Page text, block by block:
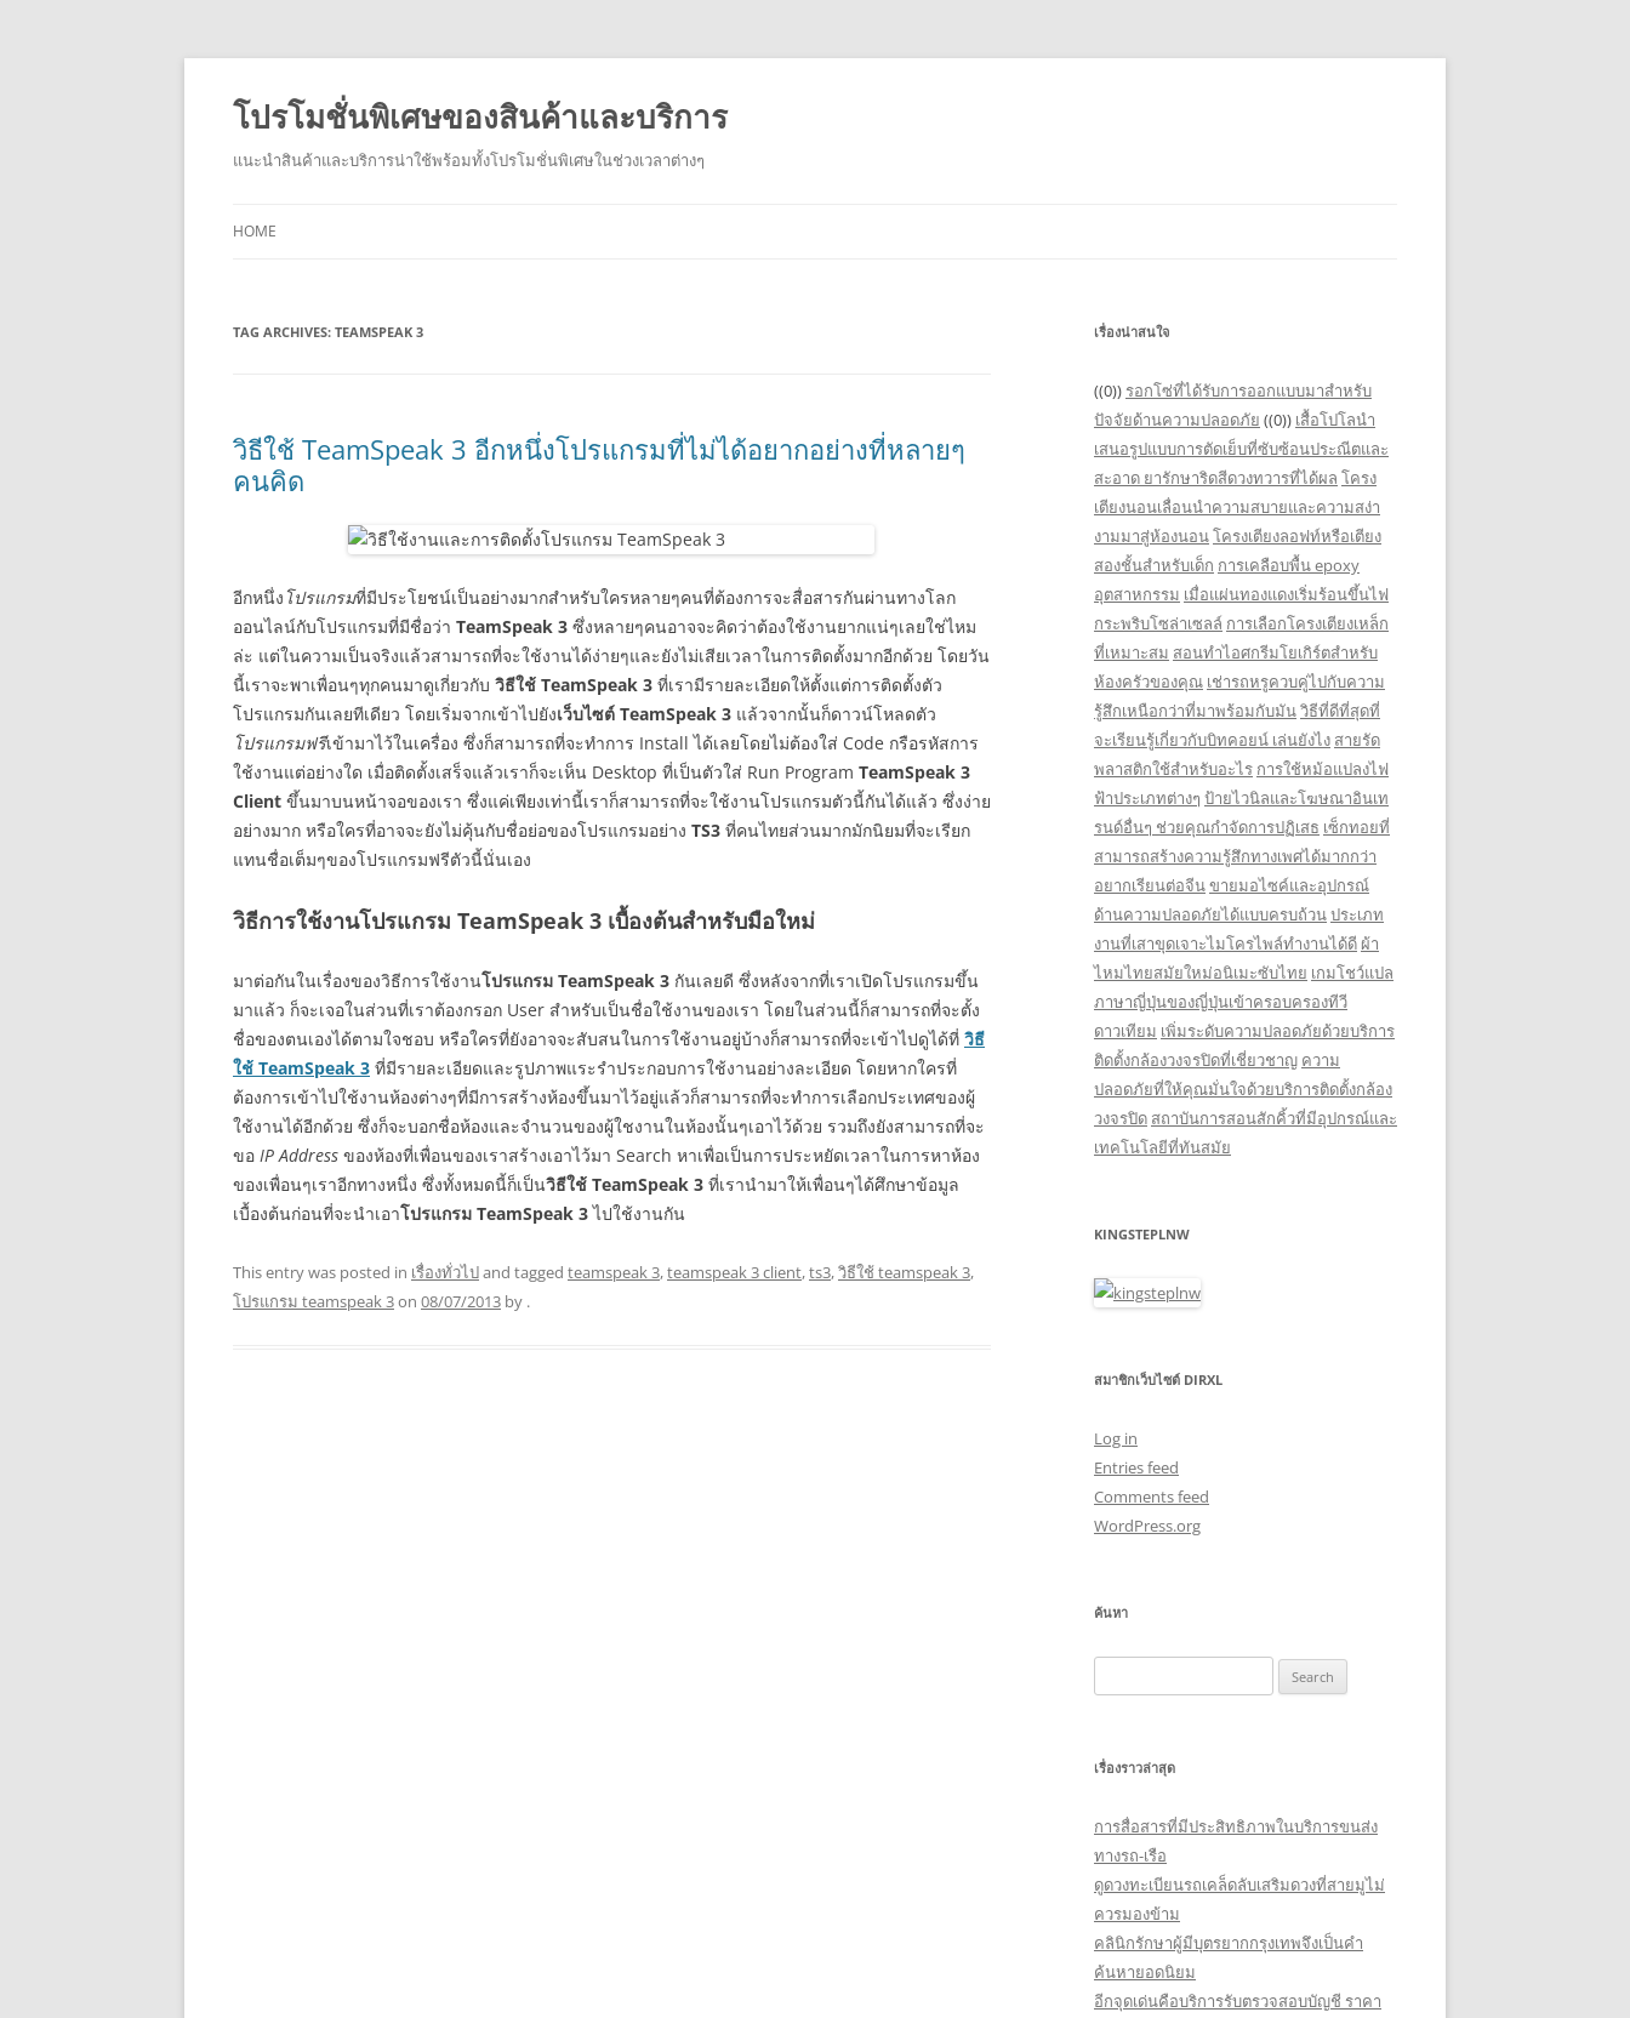
โปรโมชั่นพิเศษของสินค้าและบริการ
แนะนำสินค้าและบริการน่าใช้พร้อมทั้งโปรโมชั่นพิเศษในช่วงเวลาต่างๆ
HOME
TAG ARCHIVES: TEAMSPEAK 3
วิธีใช้ TeamSpeak 3 อีกหนึ่งโปรแกรมที่ไม่ได้อยากอย่างที่หลายๆ
คนคิด
อีกหนึ่ง โปรแกรมที่มีประโยชน์เป็นอย่างมากสำหรับใครหลายๆคนที่ต้องการจะสื่อสารกันผ่านทางโลก
ออนไลน์กับโปรแกรมที่มีชื่อว่า TeamSpeak 3 ซึ่งหลายๆคนอาจจะคิดว่าต้องใช้งานยากแน่ๆเลยใช่ไหม
ล่ะ แต่ในความเป็นจริงแล้วสามารถที่จะใช้งานได้ง่ายๆและยังไม่เสียเวลาในการติดตั้งมากอีกด้วย โดยวัน
นี้เราจะพาเพื่อนๆทุกคนมาดูเกี่ยวกับ วิธีใช้ TeamSpeak 3 ที่เรามีรายละเอียดให้ตั้งแต่การติดตั้งตัว
โปรแกรมกันเลยทีเดียว โดยเริ่มจากเข้าไปยังเว็บไซต์ TeamSpeak 3 แล้วจากนั้นก็ดาวน์โหลดตัว
โปรแกรมฟรีเข้ามาไว้ในเครื่อง ซึ่งก็สามารถที่จะทำการ Install ได้เลยโดยไม่ต้องใส่ Code กรือรหัสการ
ใช้งานแต่อย่างใด เมื่อติดตั้งเสร็จแล้วเราก็จะเห็น Desktop ที่เป็นตัวใส่ Run Program TeamSpeak 3
Client ขึ้นมาบนหน้าจอของเรา ซึ่งแค่เพียงเท่านี้เราก็สามารถที่จะใช้งานโปรแกรมตัวนี้กันได้แล้ว ซึ่งง่าย
อย่างมาก หรือใครที่อาจจะยังไม่คุ้นกับชื่อย่อของโปรแกรมอย่าง TS3 ที่คนไทยส่วนมากมักนิยมที่จะเรียก
แทนชื่อเต็มๆของโปรแกรมฟรีตัวนี้นั่นเอง
วิธีการใช้งานโปรแกรม TeamSpeak 3 เบื้องต้นสำหรับมือใหม่
มาต่อกันในเรื่องของวิธีการใช้งานโปรแกรม TeamSpeak 3 กันเลยดี ซึ่งหลังจากที่เราเปิดโปรแกรมขึ้น
มาแล้ว ก็จะเจอในส่วนที่เราต้องกรอก User สำหรับเป็นชื่อใช้งานของเรา โดยในส่วนนี้ก็สามารถที่จะตั้ง
ชื่อของตนเองได้ตามใจชอบ หรือใครที่ยังอาจจะสับสนในการใช้งานอยู่บ้างก็สามารถที่จะเข้าไปดูได้ที่ วิธี
ใช้ TeamSpeak 3 ที่มีรายละเอียดและรูปภาพแระรำประกอบการใช้งานอย่างละเอียด โดยหากใครที่
ต้องการเข้าไปใช้งานห้องต่างๆที่มีการสร้างห้องขึ้นมาไว้อยู่แล้วก็สามารถที่จะทำการเลือกประเทศของผู้
ใช้งานได้อีกด้วย ซึ่งก็จะบอกชื่อห้องและจำนวนของผู้ใชงานในห้องนั้นๆเอาไว้ด้วย รวมถึงยังสามารถที่จะ
ขอ IP Address ของห้องที่เพื่อนของเราสร้างเอาไว้มา Search หาเพื่อเป็นการประหยัดเวลาในการหาห้อง
ของเพื่อนๆเราอีกทางหนึ่ง ซึ่งทั้งหมดนี้ก็เป็นวิธีใช้ TeamSpeak 3 ที่เรานำมาให้เพื่อนๆได้ศึกษาข้อมูล
เบื้องต้นก่อนที่จะนำเอาโปรแกรม TeamSpeak 3ไปใช้งานกัน
This entry was posted in เรื่องทั่วไปand tagged teamspeak 3,teamspeak 3 client,ts3,วิธีใช้ teamspeak 3,
โปรแกรม teamspeak 3on 08/07/2013 by .
เรื่องน่าสนใจ
((0)) รอกโซ่ที่ได้รับการออกแบบมาสำหรับ
ปัจจัยด้านความปลอดภัย ((0)) เสื้อโปโลนำ
เสนอรูปแบบการตัดเย็บที่ซับซ้อนประณีตและ
สะอาด ยารักษาริดสีดวงทวารที่ได้ผล โครง
เตียงนอนเลื่อนนำความสบายและความสง่า
งามมาสู่ห้องนอนโครงเตียงลอฟท์หรือเตียง
สองชั้นสำหรับเด็ก การเคลือบพื้น epoxy
อุตสาหกรรม เมื่อแผ่นทองแดงเริ่มร้อนขึ้นไฟ
กระพริบโซล่าเซลล์ การเลือกโครงเตียงเหล็ก
ที่เหมาะสม สอนทำไอศกรีมโยเกิร์ตสำหรับ
ห้องครัวของคุณ เช่ารถหรูควบคู่ไปกับความ
รู้สึกเหนือกว่าที่มาพร้อมกับมันวิธีที่ดีที่สุดที่
จะเรียนรู้เกี่ยวกับบิทคอยน์ เล่นยังไง สายรัด
พลาสติกใช้สำหรับอะไร การใช้หม้อแปลงไฟ
ฟ้าประเภทต่างๆ ป้ายไวนิลและโฆษณาอินเท
รนด์อื่นๆ ช่วยคุณกำจัดการปฏิเสธ เซ็กทอยที่
สามารถสร้างความรู้สึกทางเพศได้มากกว่า
อยากเรียนต่อจีนขายมอไซค์และอุปกรณ์
ด้านความปลอดภัยได้แบบครบถ้วนประเภท
งานที่เสาขุดเจาะไมโครไพล์ทำงานได้ดี ผ้า
ไหมไทยสมัยใหม่อนิเมะซับไทย เกมโชว์แปล
ภาษาญี่ปุ่นของญี่ปุ่นเข้าครอบครองทีวี
ดาวเทียม เพิ่มระดับความปลอดภัยด้วยบริการ
ติดตั้งกล้องวงจรปิดที่เชี่ยวชาญ ความ
ปลอดภัยที่ให้คุณมั่นใจด้วยบริการติดตั้งกล้อง
วงจรปิด สถาบันการสอนสักคิ้วที่มีอุปกรณ์และ
เทคโนโลยีที่ทันสมัย
KINGSTEPLNW
สมาชิกเว็บไซต์ DIRXL
Log in
Entries feed
Comments feed
WordPress.org
ค้นหา
for:
เรื่องราวล่าสุด
การสื่อสารที่มีประสิทธิภาพในบริการขนส่ง
ทางรถ-เรือ
ดูดวงทะเบียนรถเคล็ดลับเสริมดวงที่สายมูไม่
ควรมองข้าม
คลินิกรักษาผู้มีบุตรยากกรุงเทพจึงเป็นคำ
ค้นหายอดนิยม
อีกจุดเด่นคือบริการรับตรวจสอบบัญชี ราคา